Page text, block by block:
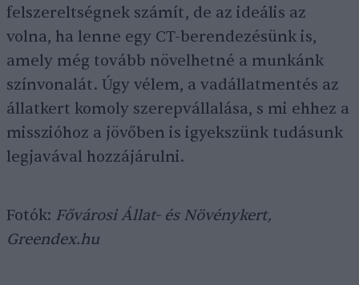
felszereltségnek számít, de az ideális az
volna, ha lenne egy CT-berendezésünk is,
amely még tovább növelhetné a munkánk
színvonalát. Úgy vélem, a vadállatmentés az
állatkert komoly szerepvállalása, s mi ehhez a
misszióhoz a jövőben is igyekszünk tudásunk
legjavával hozzájárulni.
Fotók: Fővárosi Állat- és Növénykert,
Greendex.hu